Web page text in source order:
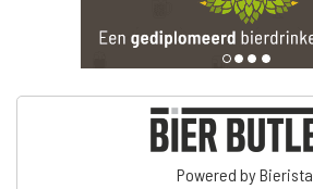
Powered by Bierista